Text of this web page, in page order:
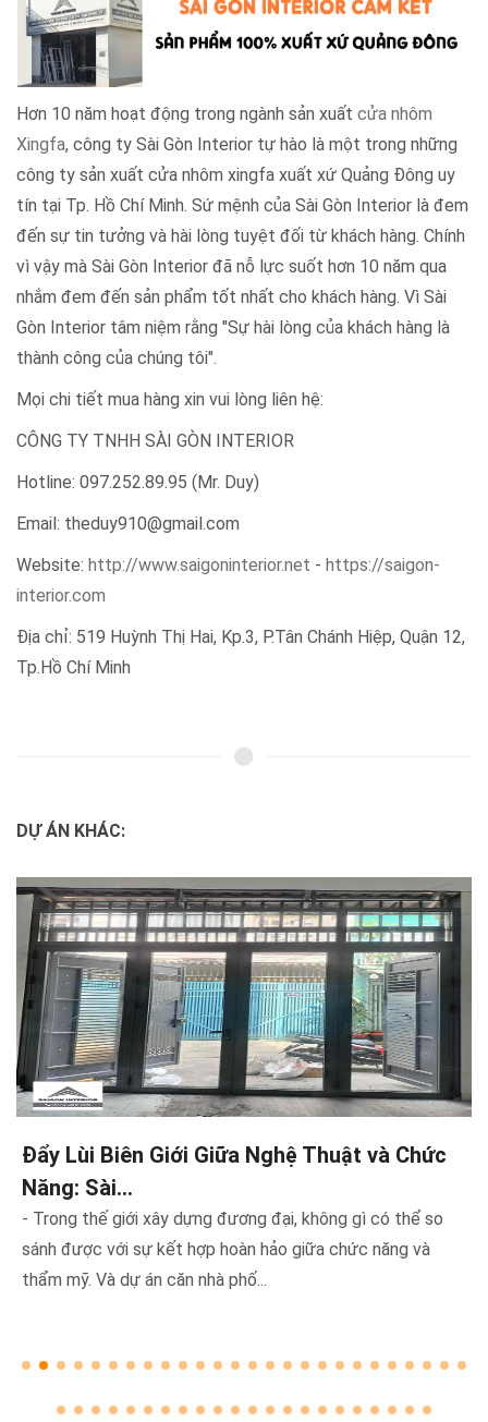
Hơn 10 năm hoạt động trong ngành sản xuất cửa nhôm
Xingfa, công ty Sài Gòn Interior tự hào là một trong những
công ty sản xuất cửa nhôm xingfa xuất xứ Quảng Đông uy
tín tại Tp. Hồ Chí Minh. Sứ mệnh của Sài Gòn Interior là đem
đến sự tin tưởng và hài lòng tuyệt đối từ khách hàng. Chính
vì vậy mà Sài Gòn Interior đã nỗ lực suốt hơn 10 năm qua
nhắm đem đến sản phẩm tốt nhất cho khách hàng. Vì Sài
Gòn Interior tâm niệm rằng "Sự hài lòng của khách hàng là
thành công của chúng tôi".
Mọi chi tiết mua hàng xin vui lòng liên hệ:
CÔNG TY TNHH SÀI GÒN INTERIOR
Hotline: 097.252.89.95 (Mr. Duy)
Email: theduy910@gmail.com
Website: http://www.saigoninterior.net - https://saigon-
interior.com
Địa chỉ: 519 Huỳnh Thị Hai, Kp.3, P.Tân Chánh Hiệp, Quận 12,
Tp.Hồ Chí Minh
DỰ ÁN KHÁC:
Đẩy Lùi Biên Giới Giữa Nghệ Thuật và Chức
Năng: Sài...
- Trong thế giới xây dựng đương đại, không gì có thể so
sánh được với sự kết hợp hoàn hảo giữa chức năng và
thẩm mỹ. Và dự án căn nhà phố...